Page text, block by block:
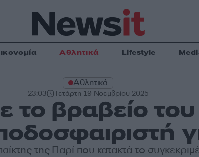
Αθλητικά Lifestyle
Αθλητικά
23:03 Τετάρτη 19 Νοεμβρίου 2025
το βραβείο
της Παρί που κατακτά το